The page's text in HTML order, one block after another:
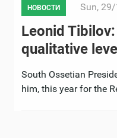
НОВОСТИ Sun,
Leonid
qualitative
South Ossetian
him, this year for the